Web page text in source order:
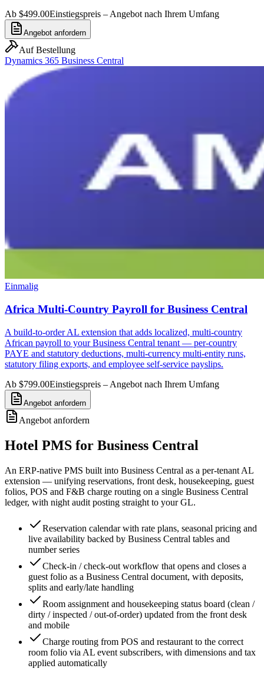
Ab $499.00Einstiegspreis – Angebot nach Ihrem Umfang
Angebot anfordern
Auf Bestellung
Dynamics 365 Business Central
Einmalig
Africa Multi-Country Payroll for Business Central
A build-to-order AL extension that adds localized, multi-country
African payroll to your Business Central tenant — per-country
PAYE and statutory deductions, multi-currency multi-entity runs,
statutory filing exports, and employee self-service payslips.
Ab $799.00Einstiegspreis – Angebot nach Ihrem Umfang
Angebot anfordern
Angebot anfordern
Hotel PMS for Business Central
An ERP-native PMS built into Business Central as a per-tenant AL
extension — unifying reservations, front desk, housekeeping, guest
folios, POS and F&B charge routing on a single Business Central
ledger, with night audit posting straight to your GL.
Reservation calendar with rate plans, seasonal pricing and
live availability backed by Business Central tables and
number series
Check-in / check-out workflow that opens and closes a
guest folio as a Business Central document, with deposits,
splits and early/late handling
Room assignment and housekeeping status board (clean /
dirty / inspected / out-of-order) updated from the front desk
and mobile
Charge routing from POS and restaurant to the correct
room folio via AL event subscribers, with dimensions and tax
applied automatically